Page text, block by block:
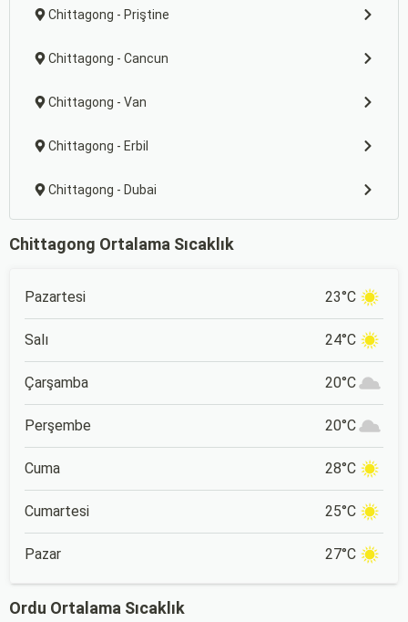
Chittagong - Priştine
Chittagong - Cancun
Chittagong - Van
Chittagong - Erbil
Chittagong - Dubai
Chittagong Ortalama Sıcaklık
Pazartesi 23°C
Salı 24°C
Çarşamba 20°C
Perşembe 20°C
Cuma 28°C
Cumartesi 25°C
Pazar 27°C
Ordu Ortalama Sıcaklık